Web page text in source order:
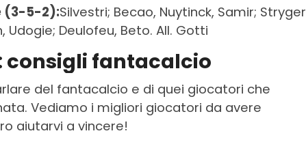
(3-5-2):Silvestri; Becao, Nuytinck, Samir; Stryger
Udogie; Deulofeu, Beto. All. Gotti
consigli fantacalcio
del fantacalcio e di quei giocatori che
Vediamo i migliori giocatori da avere
aiutarvi a vincere!